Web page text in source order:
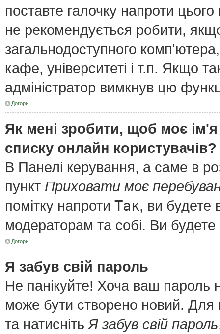
поставте галочку напроти
не рекомендується робити,
загальнодоступного
кафе, університеті і т.п. Якщо
адміністратор вимкнув цю
Догори
Як мені зробити, щоб моє
списку онлайн користувачів?
В Панелі керування, а саме в
пункт Приховати моє
помітку напроти Так, ви будете
модераторам та собі. Ви
Догори
Я забув свій пароль
Не панікуйте! Хоча ваш пароль
може бути створено новий. Для
та натисніть Я забув свій пароль